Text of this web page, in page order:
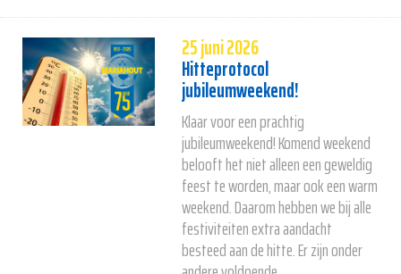
25 juni 2026
Hitteprotocol
jubileumweekend!
Klaar voor een prachtig
jubileumweekend! Komend weekend
belooft het niet alleen een geweldig
feest te worden, maar ook een warm
weekend. Daarom hebben we bij alle
festiviteiten extra aandacht
besteed aan de hitte. Er zijn onder